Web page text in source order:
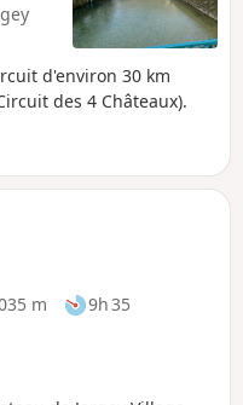
d'environ 30 km
des 4 Châteaux).
m
9h 35